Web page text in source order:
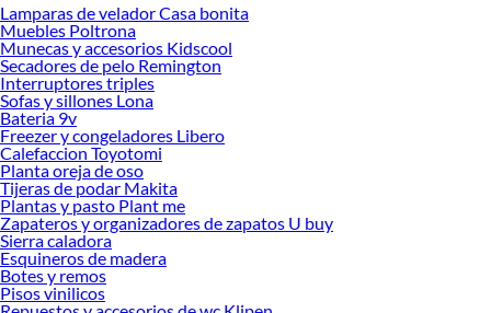
Desde remodelaciones hasta proyectos de decoración, estamos aquí para hacer
tus ideas realidad. ¡Visítanos y encuentra todo lo que tenemos para ofrecerte en
Herramientas Mecánicas para autos!
Explora la variedad de productos de Herramientas Mecánicas para
autos en Sodimac
Herramientas, materiales y accesorios de calidad para tus proyectos y
renovación de espacios. ¡Visítanos y descubre todo lo que tenemos para
ofrecerte!
Encuentra una amplia variedad de productos de Herramientas Mecánicas para
autos en Sodimac. Encuentra todo lo necesario para tus proyectos de
renovación y decoración. ¡Visítanos y haz tus ideas realidad!
Lamparas de velador Casa bonita
Muebles Poltrona
Munecas y accesorios Kidscool
Secadores de pelo Remington
Interruptores triples
Sofas y sillones Lona
Bateria 9v
Freezer y congeladores Libero
Calefaccion Toyotomi
Planta oreja de oso
Tijeras de podar Makita
Plantas y pasto Plant me
Zapateros y organizadores de zapatos U buy
Sierra caladora
Esquineros de madera
Botes y remos
Pisos vinilicos